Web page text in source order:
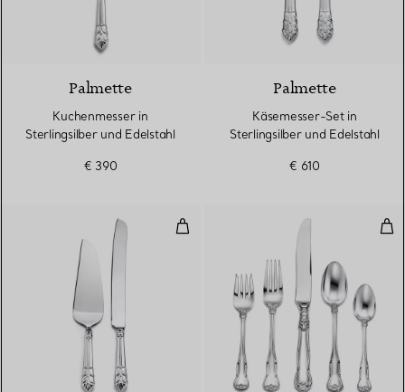
Palmette
Kuchenmesser in
Sterlingsilber und Edelstahl
€ 390
Palmette
Käsemesser-Set in
Sterlingsilber und Edelstahl
€ 610
Kuchen-Servierset in